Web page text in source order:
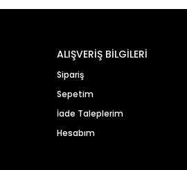
ALIŞVERİŞ BİLGİLERİ
Sipariş
Sepetim
İade Taleplerim
Hesabım